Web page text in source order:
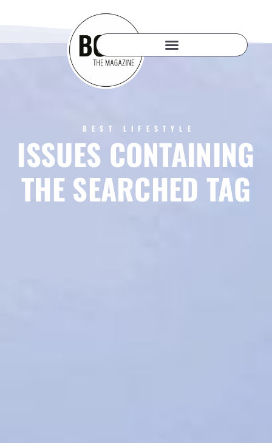
BEST LIFESTYLE
ISSUES CONTAINING
THE SEARCHED TAG